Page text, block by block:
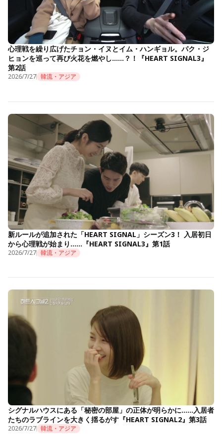
心理戦を繰り広げたチョン・イヌとイム・ハンギョル。パク・ジ
ヒョンを巡って再び火花を燃やし……？！『HEART SIGNAL3』
第2話
2026/7/27 韓流・アジア
新ルールが追加された「HEART SIGNAL」シーズン3！ 入居初日
から心理戦が始まり……『HEART SIGNAL3』第1話
2026/7/27 韓流・アジア
シグナルハウスにある「秘密の部屋」の正体が明らかに……入居者
たちのラブラインを大きく揺るがす『HEART SIGNAL2』第3話
2026/7/27 韓流・アジア